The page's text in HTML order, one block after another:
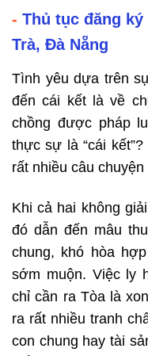
- Thủ tục đăng
Trà, Đà Nẵng
Tình yêu dựa trên
đến cái kết là về
chồng được pháp
thực sự là “cái
rất nhiều câu chuyện
Khi cả hai không
đó dẫn đến mâu
chung, khó hòa
sớm muộn. Việc ly
chỉ cần ra Tòa là
ra rất nhiều tranh
con chung hay tài